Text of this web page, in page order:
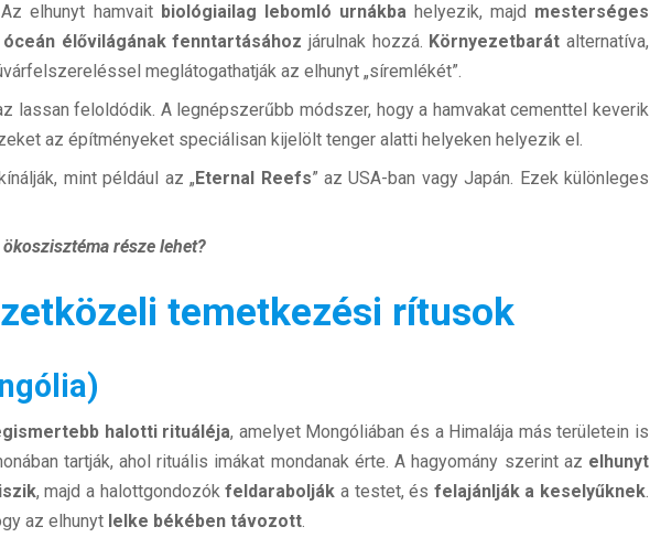
elhunyt hamvait biológiailag lebomló urnákbahelyezik, majd mesterséges
óceán élővilágának fenntartásához járulnak hozzá. Környezetbarát alternatíva,
meglátogathatják az elhunyt „síremlékét”.
lassan feloldódik. A legnépszerűbb módszer, hogy a hamvakat cementtel keverik
az építményeket speciálisan kijelölt tenger alatti helyeken helyezik el.
mint például az „ Eternal Reefs” az USA-ban vagy Japán. Ezek különleges
része lehet?
temetkezési rítusok
halotti rituáléja, amelyet Mongóliában és a Himalája más területein is
tartják, ahol rituális imákat mondanak érte. A hagyomány szerint az elhunyt
, majd a halottgondozókfeldarabolják a testet, és felajánlják a keselyűknek.
az elhunyt lelke békében távozott.